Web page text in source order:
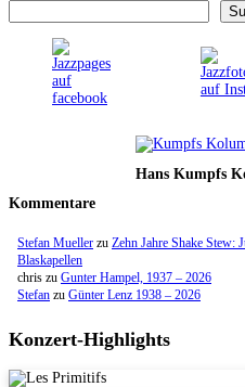
Hans Kumpfs
Kommentare
Stefan Mueller zu Zehn Jahre Shake Stew:
Blaskapellen
chris zu Gunter Hampel, 1937 – 2026
Stefan zu Günter Lenz 1938 – 2026
Konzert-Highlights